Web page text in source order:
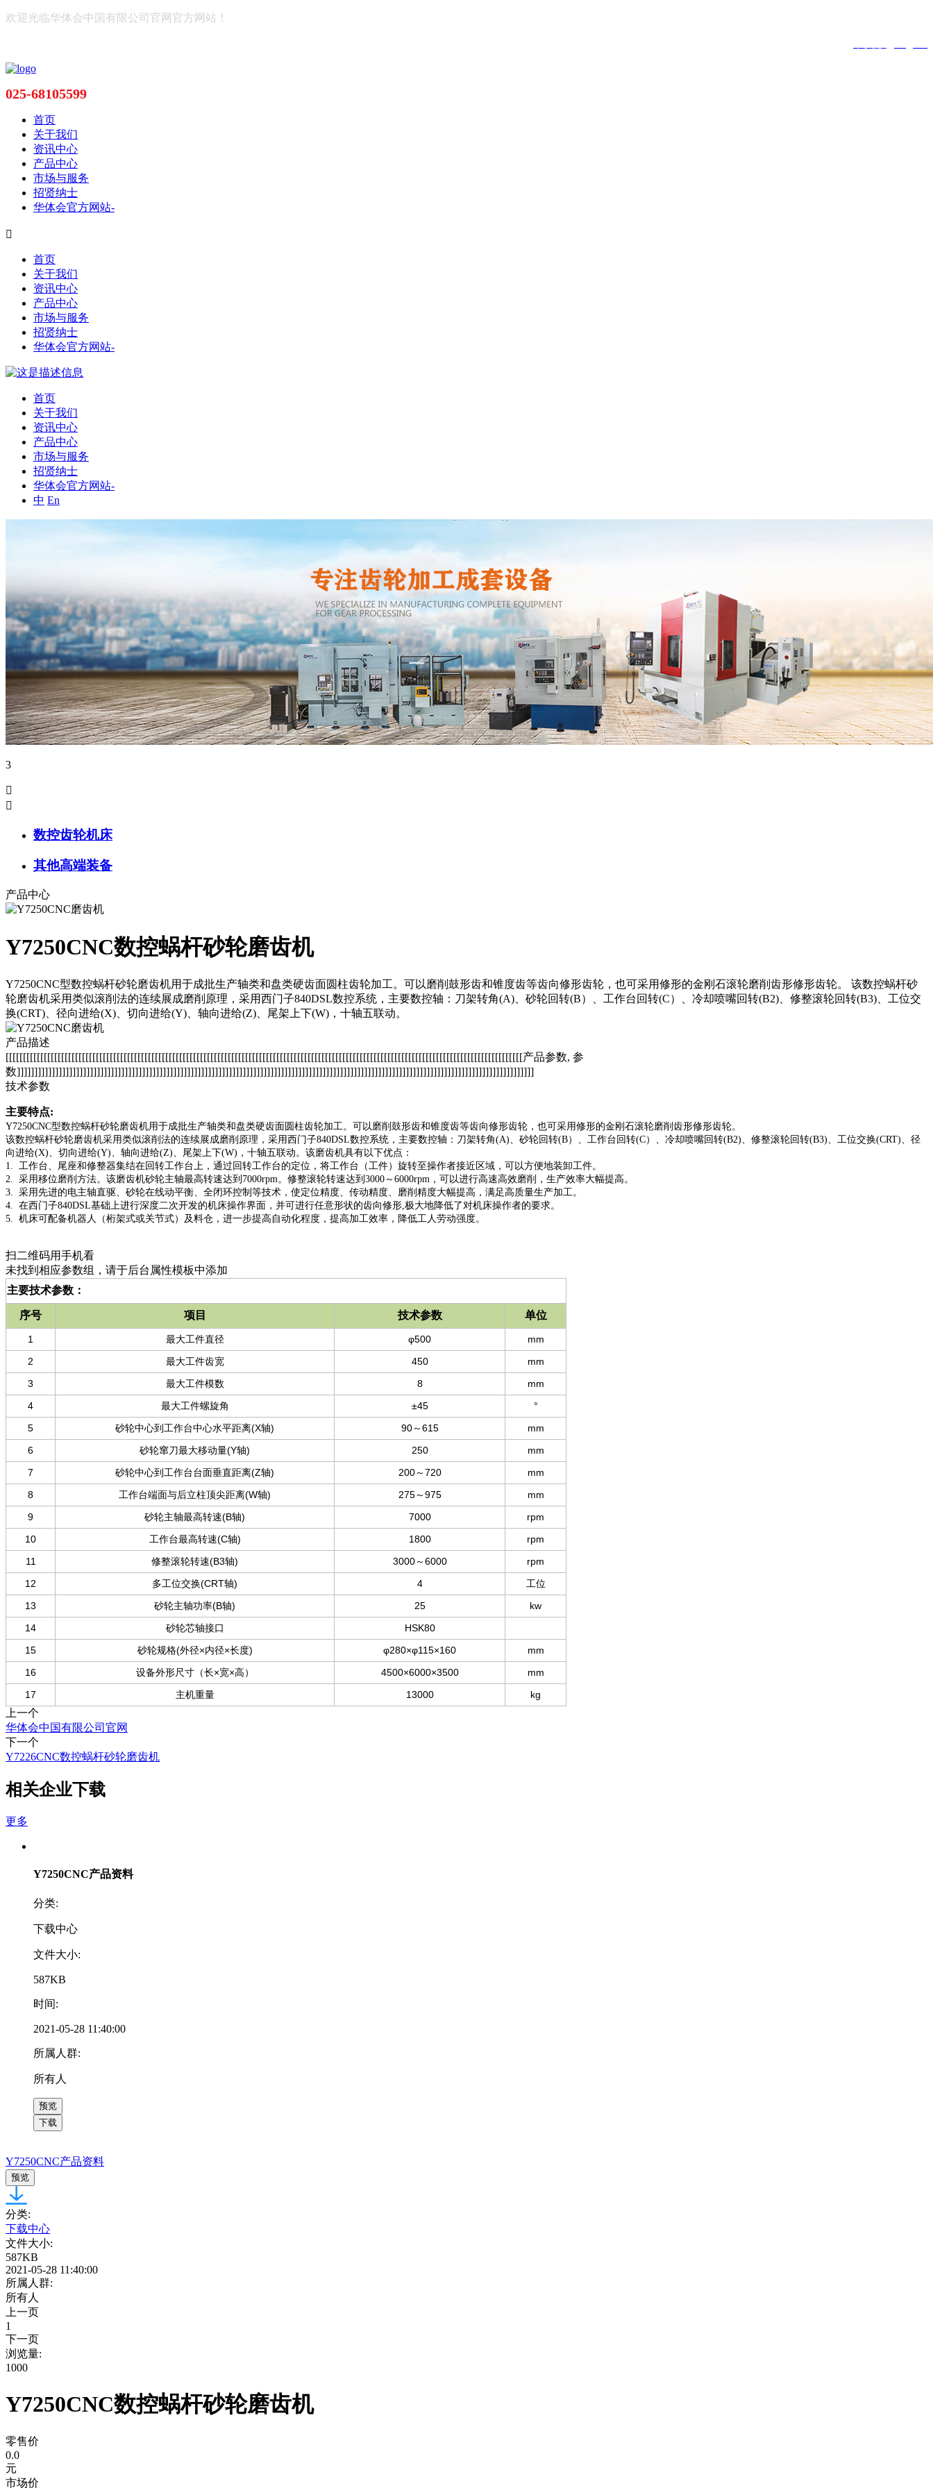
欢迎光临华体会中国有限公司官网官方网站！
025-68105599
首页
关于我们
资讯中心
产品中心
市场与服务
招贤纳士
华体会官方网站-

首页
关于我们
资讯中心
产品中心
市场与服务
招贤纳士
华体会官方网站-
首页
关于我们
资讯中心
产品中心
市场与服务
招贤纳士
华体会官方网站-
中 En
3


数控齿轮机床
其他高端装备
产品中心
Y7250CNC数控蜗杆砂轮磨齿机
Y7250CNC型数控蜗杆砂轮磨齿机用于成批生产轴类和盘类硬齿面圆柱齿轮加工。可以磨削鼓形齿和锥度齿等齿向修形齿轮，也可采用修形的金刚石滚轮磨削齿形修形齿轮。 该数控蜗杆砂
轮磨齿机采用类似滚削法的连续展成磨削原理，采用西门子840DSL数控系统，主要数控轴：刀架转角(A)、砂轮回转(B）、工作台回转(C）、冷却喷嘴回转(B2)、修整滚轮回转(B3)、工位交
换(CRT)、径向进给(X)、切向进给(Y)、轴向进给(Z)、尾架上下(W)，十轴五联动。
产品描述
[[[[[[[[[[[[[[[[[[[[[[[[[[[[[[[[[[[[[[[[[[[[[[[[[[[[[[[[[[[[[[[[[[[[[[[[[[[[[[[[[[[[[[[[[[[[[[[[[[[[[[[[[[[[[[[[[[[[[[[[[[[[[[[[[[[[[[[[[[[[[[[[[[[[[产品参数, 参
数]]]]]]]]]]]]]]]]]]]]]]]]]]]]]]]]]]]]]]]]]]]]]]]]]]]]]]]]]]]]]]]]]]]]]]]]]]]]]]]]]]]]]]]]]]]]]]]]]]]]]]]]]]]]]]]]]]]]]]]]]]]]]]]]]]]]]]]]]]]]]]]]]]]]]
技术参数
主要特点:
Y7250CNC型数控蜗杆砂轮磨齿机用于成批生产轴类和盘类硬齿面圆柱齿轮加工。可以磨削鼓形齿和锥度齿等齿向修形齿轮，也可采用修形的金刚石滚轮磨削齿形修形齿轮。
该数控蜗杆砂轮磨齿机采用类似滚削法的连续展成磨削原理，采用西门子840DSL数控系统，主要数控轴：刀架转角(A)、砂轮回转(B）、工作台回转(C）、冷却喷嘴回转(B2)、修整滚轮回转(B3)、工位交换(CRT)、径
向进给(X)、切向进给(Y)、轴向进给(Z)、尾架上下(W)，十轴五联动。该磨齿机具有以下优点：
1. 工作台、尾座和修整器集结在回转工作台上，通过回转工作台的定位，将工作台（工件）旋转至操作者接近区域，可以方便地装卸工件。
2. 采用移位磨削方法。该磨齿机砂轮主轴最高转速达到7000rpm。修整滚轮转速达到3000～6000rpm，可以进行高速高效磨削，生产效率大幅提高。
3. 采用先进的电主轴直驱、砂轮在线动平衡、全闭环控制等技术，使定位精度、传动精度、磨削精度大幅提高，满足高质量生产加工。
4. 在西门子840DSL基础上进行深度二次开发的机床操作界面，并可进行任意形状的齿向修形,极大地降低了对机床操作者的要求。
5. 机床可配备机器人（桁架式或关节式）及料仓，进一步提高自动化程度，提高加工效率，降低工人劳动强度。
扫二维码用手机看
未找到相应参数组，请于后台属性模板中添加
主要技术参数：
序号 项目 技术参数 单位
1 最大工件直径 φ500
mm
2
最大工件齿宽 450
mm
3
最大工件模数 8
mm
4
最大工件螺旋角 ±45
°
5
砂轮中心到工作台中心水平距离(X轴) 90～615
mm
6
砂轮窜刀最大移动量(Y轴) 250
mm
7
砂轮中心到工作台台面垂直距离(Z轴) 200～720
mm
8
工作台端面与后立柱顶尖距离(W轴) 275～975
mm
9
砂轮主轴最高转速(B轴) 7000
rpm
10
工作台最高转速(C轴) 1800
rpm
11
修整滚轮转速(B3轴) 3000～6000
rpm
12
多工位交换(CRT轴) 4
工位
13
砂轮主轴功率(B轴) 25
kw
14
砂轮芯轴接口
HSK80
15
砂轮规格(外径×内径×长度) φ280×φ115×160
mm
16
设备外形尺寸（长×宽×高） 4500×6000×3500
mm
17
主机重量 13000 kg
上一个
华体会中国有限公司官网
下一个
Y7226CNC数控蜗杆砂轮磨齿机
相关企业下载
更多
Y7250CNC产品资料
分类:
下载中心
文件大小:
587KB
时间:
2021-05-28 11:40:00
所属人群:
所有人
预览
下载
Y7250CNC产品资料
预览
分类:
下载中心
文件大小:
587KB
2021-05-28 11:40:00
所属人群:
所有人
上一页
1
下一页
浏览量:
1000
Y7250CNC数控蜗杆砂轮磨齿机
零售价
0.0
元
市场价